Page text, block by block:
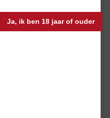
Ja, ik ben 18 jaar of ouder
bij en blijf roeren tot de
Roer na 10 min. de
20 minuten is alle